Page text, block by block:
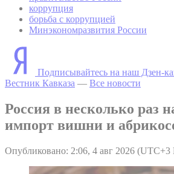
коррупция
борьба с коррупцией
Минэкономразвития России
Подписывайтесь на наш Дзен-
Вестник Кавказа — Все новости
Россия в несколько раз
импорт вишни и
Опубликовано: 2:06, 4 авг 2026 (UTC+3